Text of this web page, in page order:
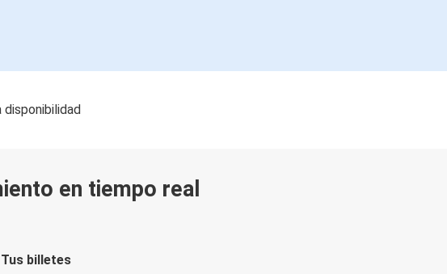
en tiempo real
Tus billetes